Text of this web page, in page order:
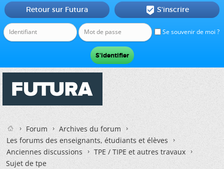
Se souvenir de moi ?
Retour sur Futura  S'inscrire
Forum
Archives du forum
Les forums des enseignants, étudiants et élèves
Anciennes discussions
TPE / TIPE et autres travaux
Sujet de tpe